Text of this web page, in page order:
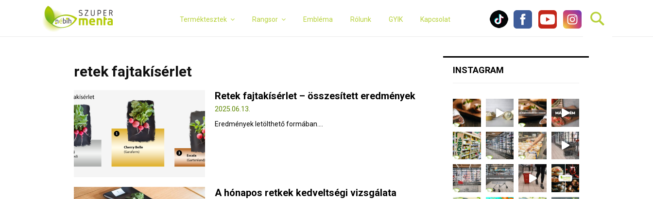
Terméktesztek Rangsor Embléma Rólunk GYIK Kapcsolat
retek fajtakísérlet
Retek fajtakísérlet – összesített eredmények
2025.06.13.
Eredmények letölthető formában....
A hónapos retkek kedveltségi vizsgálata
INSTAGRAM